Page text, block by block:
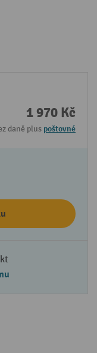
1 970 Kč
daně plus poštovné